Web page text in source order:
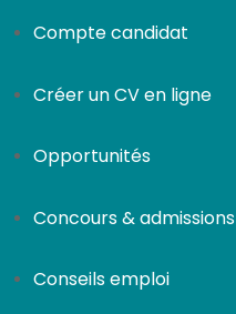
Compte candidat
Créer un CV en ligne
Opportunités
Concours & admissions
Conseils emploi